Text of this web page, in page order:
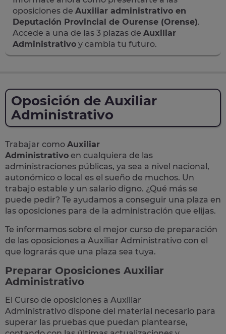
oposiciones de Auxiliar administrativo en
Deputación Provincial de Ourense (Orense).
Accede a una de las 3 plazas de Auxiliar
Administrativo y cambia tu futuro.
Oposición de Auxiliar
Administrativo
Trabajar como Auxiliar
Administrativo en cualquiera de las
administraciones públicas, ya sea a nivel nacional,
autonómico o local es el sueño de muchos. Un
trabajo estable y un salario digno. ¿Qué más se
puede pedir? Te ayudamos a conseguir una plaza en
las oposiciones para de la administración que elijas.
Te informamos sobre el mejor curso de preparación
de las oposiciones a Auxiliar Administrativo con el
que lograrás que una plaza sea tuya.
Preparar Oposiciones Auxiliar
Administrativo
El Curso de oposiciones a Auxiliar
Administrativo dispone del material necesario para
superar las pruebas que puedan plantearse,